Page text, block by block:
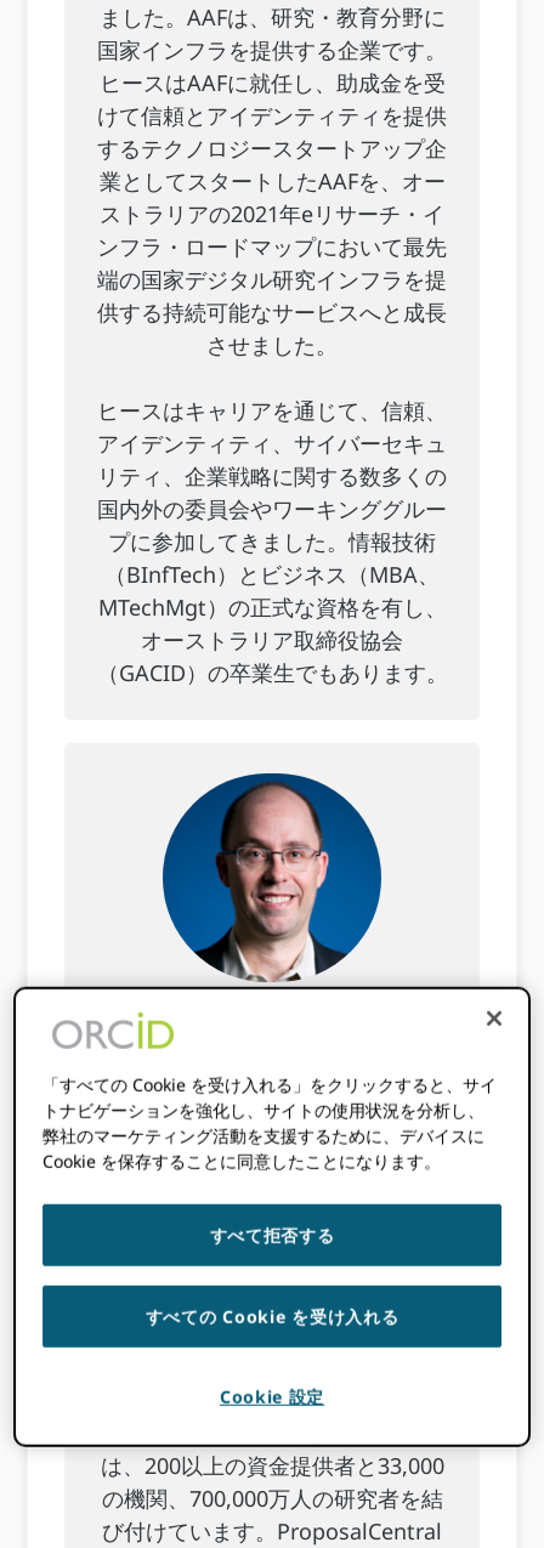
ました。AAFは、研究・教育分野に
国家インフラを提供する企業です。
ヒースはAAFに就任し、助成金を受
けて信頼とアイデンティティを提供
するテクノロジースタートアップ企
業としてスタートしたAAFを、オー
ストラリアの2021年eリサーチ・イ
ンフラ・ロードマップにおいて最先
端の国家デジタル研究インフラを提
供する持続可能なサービスへと成長
させました。
ヒースはキャリアを通じて、信頼、
アイデンティティ、サイバーセキュ
リティ、企業戦略に関する数多くの
国内外の委員会やワーキンググルー
プに参加してきました。情報技術
（BInfTech）とビジネス（MBA、
MTechMgt）の正式な資格を有し、
オーストラリア取締役協会
（GACID）の卒業生でもあります。
スティーブ・ピンチョッ
アルタム社（米国） ORCID 取締役任
期：2026～2028年
スティーブ・ピンチョッティはアル
タムの最高経営責任者（CEO）で
す。彼は会社の戦略的方向性を定
め、組織のあらゆる側面を監督する
責任を負っています。
アルタムのコアソフトウェアプラッ
は、200以上の資金提供者と33,000
の機関、700,000万人の研究者を結
び付けています。ProposalCentral
「すべての Cookie を受け入れる」をクリックすると、サイ
トナビゲーションを強化し、サイトの使用状況を分析し、
弊社のマーケティング活動を支援するために、デバイスに
Cookie を保存することに同意したことになります。
すべて拒否する
すべての Cookie を受け入れる
Cookie 設定